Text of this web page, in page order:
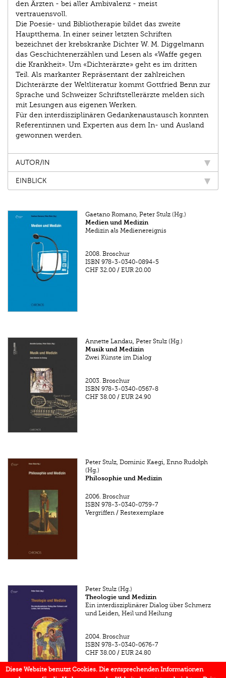
den Ärzten - bei aller Ambivalenz - meist
vertrauensvoll.
Die Poesie- und Bibliotherapie bildet das zweite
Hauptthema. In einer seiner letzten Schriften
bezeichnet der krebskranke Dichter W. M. Diggelmann
das Geschichtenerzählen und Lesen als «Waffe gegen
die Krankheit». Um «Dichterärzte» geht es im dritten
Teil. Als markanter Repräsentant der zahlreichen
Dichterärzte der Weltliteratur kommt Gottfried Benn zur
Sprache und Schweizer Schriftstellerärzte melden sich
mit Lesungen aus eigenen Werken.
Für den interdisziplinären Gedankenaustausch konnten
Referentinnen und Experten aus dem In- und Ausland
gewonnen werden.
AUTOR/IN
EINBLICK
Gaetano Romano, Peter Stulz (Hg.)
Medien und Medizin
Medizin als Medienereignis
2008. Broschur
ISBN 978-3-0340-0894-5
CHF 32.00 /EUR 20.00
Annette Landau, Peter Stulz (Hg.)
Musik und Medizin
Zwei Künste im Dialog
2003. Broschur
ISBN 978-3-0340-0567-8
CHF 38.00 /EUR 24.90
Peter Stulz, Dominic Kaegi, Enno Rudolph
(Hg.)
Philosophie und Medizin
2006. Broschur
ISBN 978-3-0340-0759-7
Vergriffen / Restexemplare
Peter Stulz (Hg.)
Theologie und Medizin
Ein interdisziplinärer Dialog über Schmerz
und Leiden, Heil und Heilung
2004. Broschur
ISBN 978-3-0340-0676-7
CHF 38.00 /EUR 24.80
Diese Website benutzt Cookies. Die entsprechenden Informationen